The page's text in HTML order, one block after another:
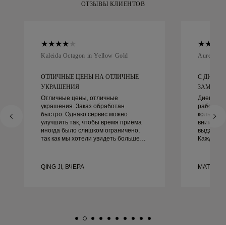
ОТЗЫВЫ КЛИЕНТОВ
Kaleida Octagon in Yellow Gold
ОТЛИЧНЫЕ ЦЕНЫ НА ОТЛИЧНЫЕ
УКРАШЕНИЯ
Отличные цены, отличные
украшения. Заказ обработан
быстро. Однако сервис можно
улучшить так, чтобы время приёма
иногда было слишком ограничено,
так как мы хотели увидеть больше
украшения. Жена счастлива.
QING JI, ВЧЕРА
Aurelle in
С ДИЕГО
Диего
Каждая